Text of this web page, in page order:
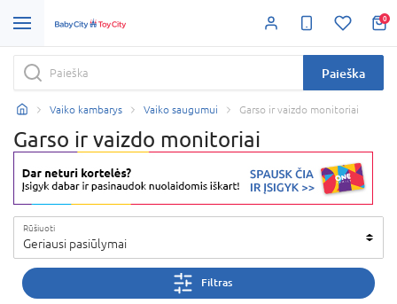
0
Paieška
Vaiko kambarys Vaiko saugumui Garso ir vaizdo monitoriai
Garso ir vaizdo monitoriai
Rūšiuoti
Geriausi pasiūlymai
Filtras